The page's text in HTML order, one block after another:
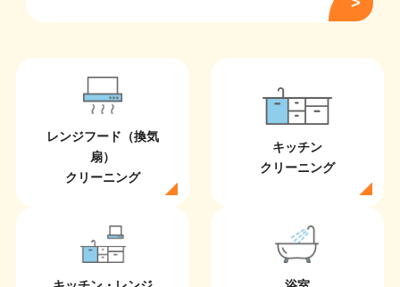
レンジフード（換気
扇）
クリーニング
キッチン
クリーニング